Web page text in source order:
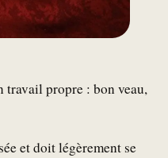
travail propre : bon veau,
et doit légèrement se